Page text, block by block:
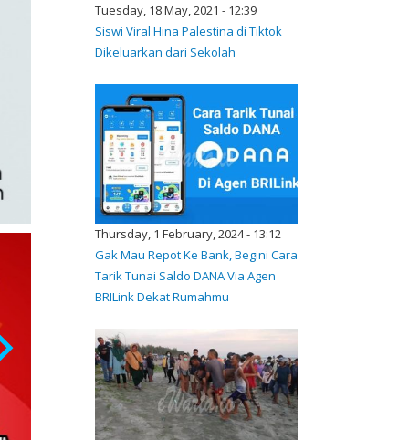
Tuesday, 18 May, 2021 - 12:39
Siswi Viral Hina Palestina di Tiktok
Dikeluarkan dari Sekolah
Thursday, 1 February, 2024 - 13:12
Gak Mau Repot Ke Bank, Begini Cara
Tarik Tunai Saldo DANA Via Agen
BRILink Dekat Rumahmu